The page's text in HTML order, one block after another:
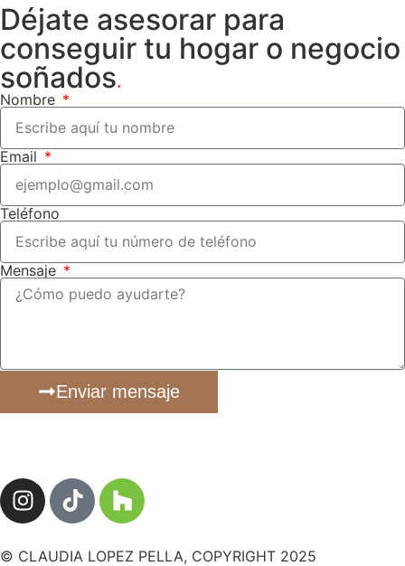
Déjate asesorar para
conseguir tu hogar o negocio
soñados.
Nombre
Email
Teléfono
Mensaje
Enviar mensaje
© CLAUDIA LOPEZ PELLA, COPYRIGHT 2025